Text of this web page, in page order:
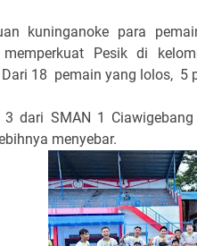
kuninganoke para
Pesik di
Dari 18 pemain yang lolos, 5
3 dari SMAN 1
menyebar.